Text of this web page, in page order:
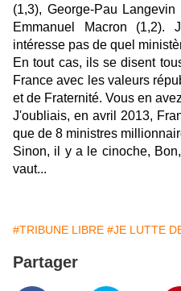
(1,3), George-Pau
Emmanuel Macron
intéresse pas de quel
En tout cas, ils se disent
France avec les valeurs
et de Fraternité. Vous en
J'oubliais, en avril 2013,
que de 8 ministres
Sinon, il y a le cinoche,
vaut...
#TRIBUNE LIBRE #JE LUTTE
Partager